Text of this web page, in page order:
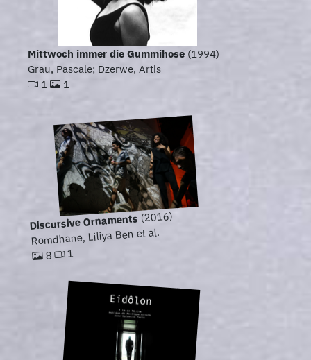
Mittwoch immer die Gummihose (1994)
Grau, Pascale; Dzerwe, Artis
1
1
Discursive Ornaments (2016)
Romdhane, Liliya Ben et al.
8 1